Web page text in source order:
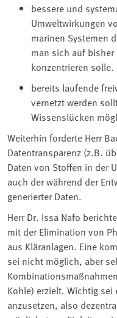
bessere und
Umweltwirkungen
marinen Systemen
man sich auf
konzentrieren solle.
bereits laufende
vernetzt werden
Wissenslücken
Weiterhin forderte Herr
Datentransparenz (z.B.
Daten von Stoffen in der
auch der während der
generierter Daten.
Herr Dr. Issa Nafo
mit der Elimination von
aus Kläranlagen. Eine
sei nicht möglich, aber
Kohle) erzielt. Wichtig
anzusetzen, also